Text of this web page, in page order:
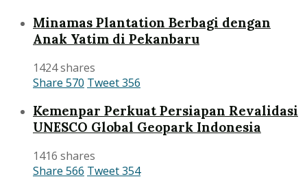
Minamas Plantation Berbagi dengan
Anak Yatim di Pekanbaru
1424 shares
Share 570 Tweet356
Kemenpar Perkuat Persiapan Revalidasi
UNESCO Global Geopark Indonesia
1416 shares
Share 566 Tweet354